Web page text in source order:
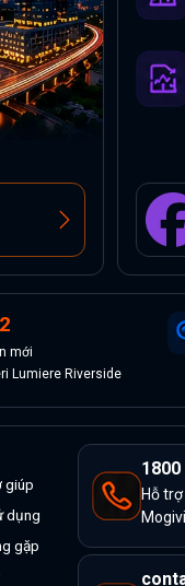
mới
Lumiere Riverside
giúp
dụng
gặp
1800
Hỗ
Mogivi